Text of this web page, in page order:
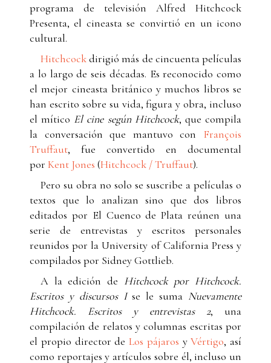
programa de televisión Alfred Hitchcock
Presenta, el cineasta se convirtió en un icono
cultural.
Hitchcockdirigió más de cincuenta películas
a lo largo de seis décadas. Es reconocido como
el mejor cineasta británico y muchos libros se
han escrito sobre su vida, figura y obra, incluso
el mítico El cine según Hitchcock, que compila
la conversación que mantuvo con François
Truffaut, fue convertido en documental
por Kent Jones (Hitchcock / Truffaut).
Pero su obra no solo se suscribe a películas o
textos que lo analizan sino que dos libros
editados por El Cuenco de Plata reúnen una
serie de entrevistas y escritos personales
reunidos por la University of California Press y
compilados por Sidney Gottlieb.
A la edición de Hitchcock por Hitchcock.
Escritos y discursos Ise le suma Nuevamente
Hitchcock. Escritos y entrevistas 2, una
compilación de relatos y columnas escritas por
el propio director de Los pájaros yVértigo, así
como reportajes y artículos sobre él, incluso un